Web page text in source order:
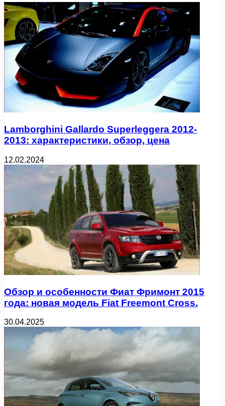
Lamborghini Gallardo Superleggera 2012-
2013: характеристики, обзор, цена
12.02.2024
Обзор и особенности Фиат Фримонт 2015
года: новая модель Fiat Freemont Cross.
30.04.2025